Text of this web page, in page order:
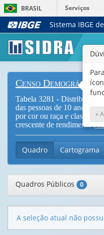
BRASIL
Serviços
Sistema IBGE
Censo Demográfico
Tabela 3281 - Distribuição
das pessoas de 10 anos ou
por cor ou raça e classes
crescente de rendimento (
Quadro Cartograma
Quadros Públicos 0
A seleção atual não
«